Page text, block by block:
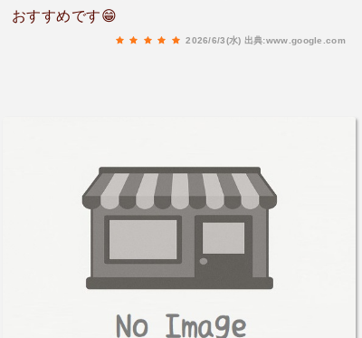
おすすめです😁
2026/6/3(水) 出典:www.google.com